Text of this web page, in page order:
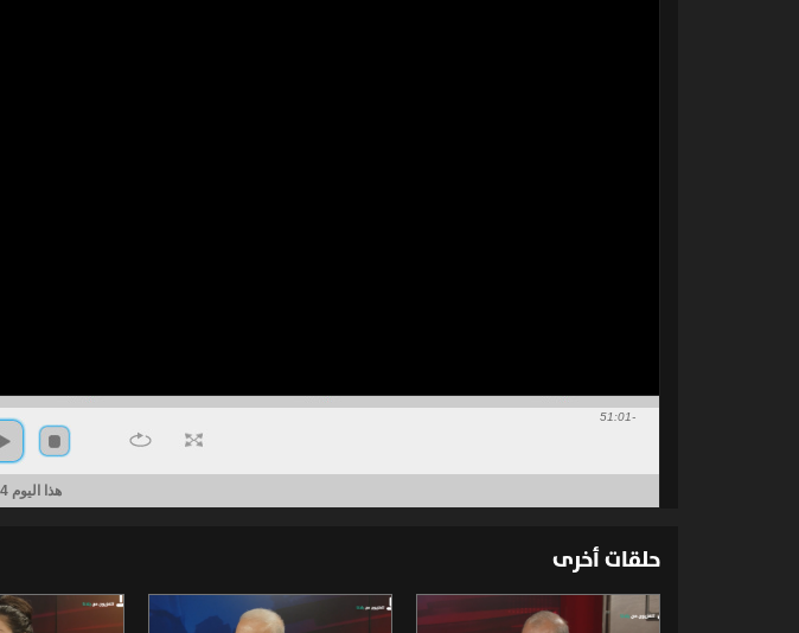
-51:01
هذا اليوم 31.3.2024
حلقات أخرى